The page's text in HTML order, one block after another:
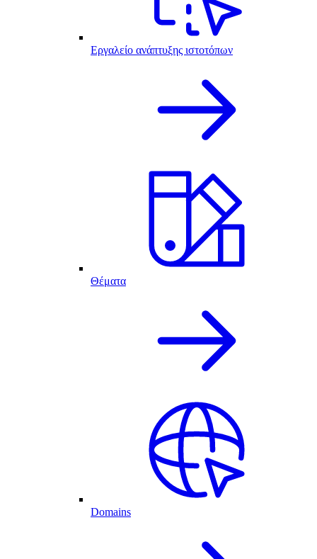
Εργαλείο ανάπτυξης ιστοτόπων
Θέματα
Domains